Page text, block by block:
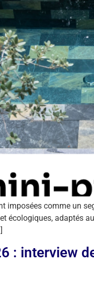
imposées comme un
écologiques, adaptés
: interview